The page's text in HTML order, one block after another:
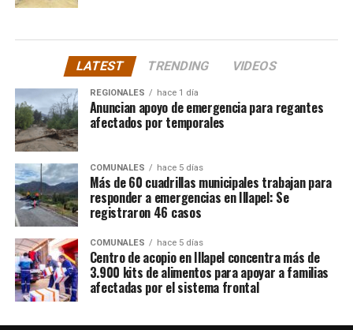
LATEST TRENDING VIDEOS
REGIONALES hace 1 día
Anuncian apoyo de emergencia para regantes
afectados por temporales
COMUNALES hace 5 días
Más de 60 cuadrillas municipales trabajan para
responder a emergencias en Illapel: Se
registraron 46 casos
COMUNALES hace 5 días
Centro de acopio en Illapel concentra más de
3.900 kits de alimentos para apoyar a familias
afectadas por el sistema frontal